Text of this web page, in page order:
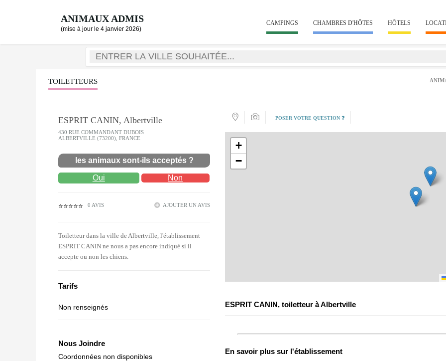
ANIMAUX ADMIS
(mise à jour le 4 janvier 2026)
CAMPINGS CHAMBRES D'HÔTES HÔTELS
TOILETTEURS
ESPRIT CANIN, Albertville
430 RUE COMMANDANT DUBOIS
ALBERTVILLE (73200), FRANCE
les animaux sont-ils acceptés ?
Oui Non
⭐⭐⭐⭐⭐ 0 AVIS AJOUTER UN AVIS
Toiletteur dans la ville de Albertville, l'établissement
ESPRIT CANIN ne nous a pas encore indiqué si il
accepte ou non les chiens.
Tarifs
Non renseignés
Nous Joindre
Coordonnées non disponibles
POSER VOTRE QUESTION ❓
+
−
ESPRIT CANIN, toiletteur à Albertville
En savoir plus sur l'établissement